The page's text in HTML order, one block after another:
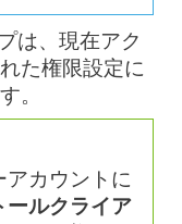
は、現在アク
た権限設定に
。
カウントに
ールクライア